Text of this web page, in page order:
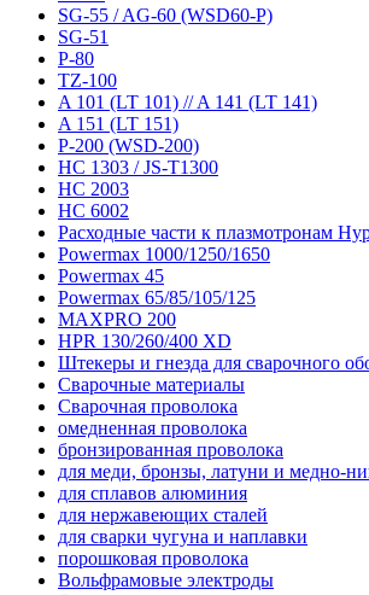
SG-55 / AG-60 (WSD60-P)
SG-51
P-80
TZ-100
A 101 (LT 101) // A 141 (LT 141)
A 151 (LT 151)
P-200 (WSD-200)
HC 1303 / JS-T1300
HC 2003
HC 6002
Расходные части к плазмотронам
Powermax 1000/1250/1650
Powermax 45
Powermax 65/85/105/125
MAXPRO 200
HPR 130/260/400 XD
Штекеры и гнезда для сварочного
Сварочные материалы
Сварочная проволока
омедненная проволока
бронзированная проволока
для меди, бронзы, латуни и медно-
для сплавов алюминия
для нержавеющих сталей
для сварки чугуна и наплавки
порошковая проволока
Вольфрамовые электроды